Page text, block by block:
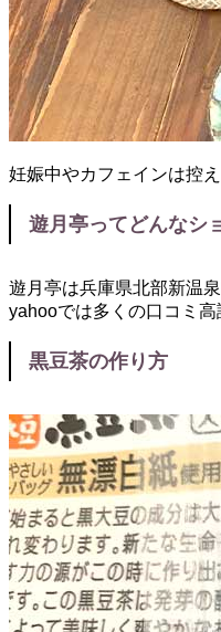
妊娠中やカフェインは控
遊月亭ってどんなシ
遊月亭は兵庫県北部新温
yahooでは多くの口コミ高
黒豆茶の作り方